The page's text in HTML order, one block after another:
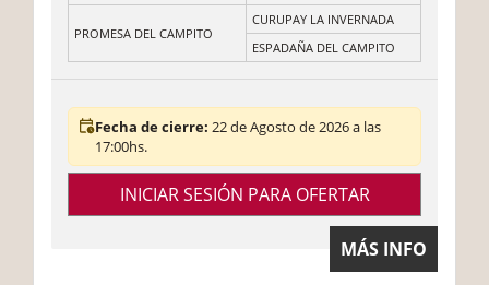
PROMESA DEL CAMPITO
CURUPAY LA INVERNADA
ESPADAÑA DEL CAMPITO
Fecha de cierre: 22 de Agosto de 2026 a las
17:00hs.
INICIAR SESIÓN PARA OFERTAR
MÁS INFO